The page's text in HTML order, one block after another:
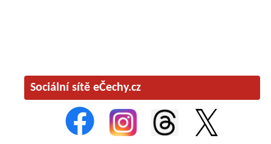
Sociální sítě eČechy.cz